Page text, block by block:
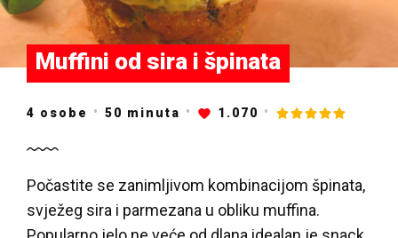
Muffini od sira i špinata
4 osobe 50 minuta 1.070
Počastite se zanimljivom kombinacijom špinata,
svježeg sira i parmezana u obliku muffina.